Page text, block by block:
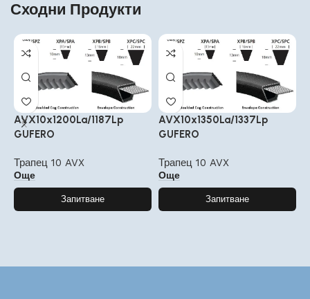
Сходни Продукти
AVX10x1200La/1187Lp
GUFERO
Трапец 10 AVX
Още
Запитване
AVX10x1350La/1337Lp
GUFERO
Трапец 10 AVX
Още
Запитване